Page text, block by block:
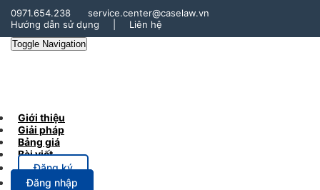
0971.654.238
service.center@caselaw.vn
Hướng dẫn sử dụng
Liên hệ
Toggle Navigation
Giới thiệu
Giải pháp
Bảng giá
Bài viết
Đăng ký
Đăng nhập